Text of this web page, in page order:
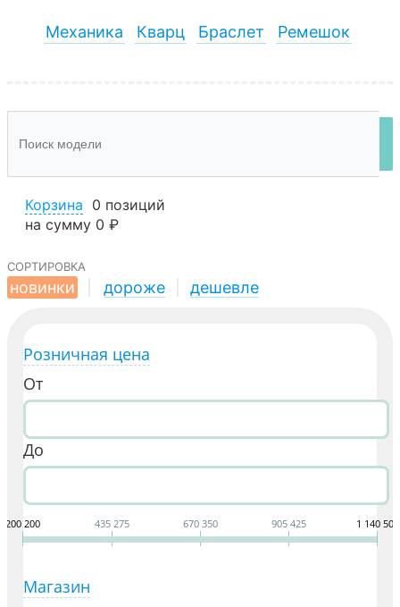
Механика Кварц Браслет Ремешок
Корзина 0 позиций
на сумму 0 ₽
сортировка
новинки
дороже дешевле
Розничная цена
От
До
200 200 435 275 670 350 905 425 1 140 500
Магазин